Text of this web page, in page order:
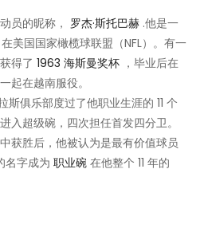
员的昵称， 罗杰·斯托巴赫 .他是一
在美国国家橄榄球联盟（NFL）。有一
得了 1963 海斯曼奖杯 ，毕业后在
起在越南服役。
俱乐部度过了他职业生涯的 11 个
入超级碗，四次担任首发四分卫。
获胜后，他被认为是最有价值球员
名字成为 职业碗 在他整个 11 年的